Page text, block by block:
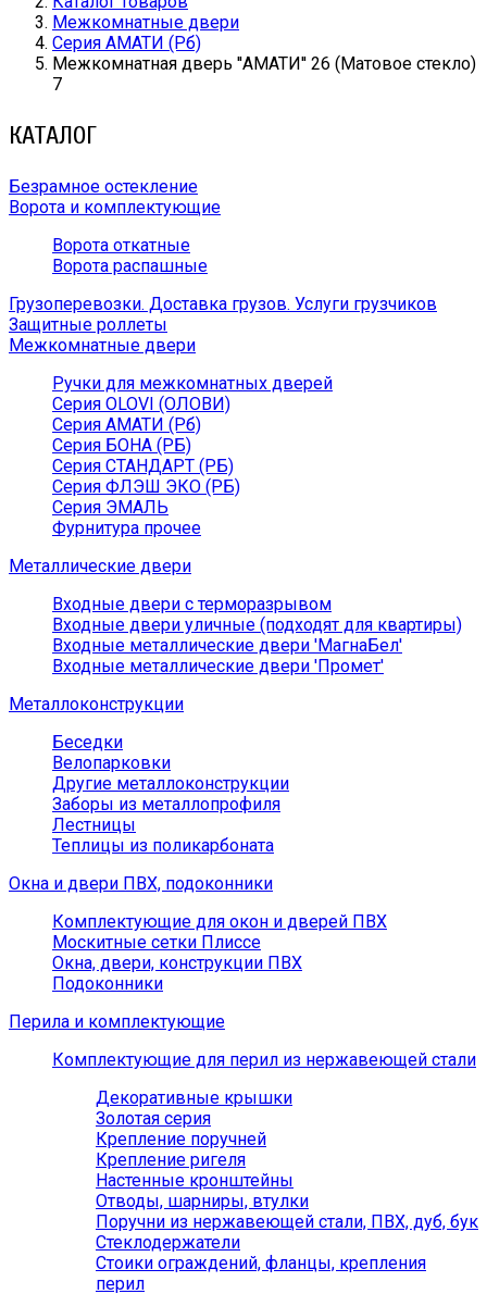
Межкомнатные двери
Серия АМАТИ (Рб)
Межкомнатная дверь ''АМАТИ'' 26 (Матовое стекло)
7
КАТАЛОГ
Безрамное остекление
Ворота и комплектующие
Ворота откатные
Ворота распашные
Грузоперевозки. Доставка грузов. Услуги грузчиков
Защитные роллеты
Межкомнатные двери
Ручки для межкомнатных дверей
Серия OLOVI (ОЛОВИ)
Серия АМАТИ (Рб)
Серия БОНА (РБ)
Серия СТАНДАРТ (РБ)
Серия ФЛЭШ ЭКО (РБ)
Серия ЭМАЛЬ
Фурнитура прочее
Металлические двери
Входные двери с терморазрывом
Входные двери уличные (подходят для квартиры)
Входные металлические двери 'МагнаБел'
Входные металлические двери 'Промет'
Металлоконструкции
Беседки
Велопарковки
Другие металлоконструкции
Заборы из металлопрофиля
Лестницы
Теплицы из поликарбоната
Окна и двери ПВХ, подоконники
Комплектующие для окон и дверей ПВХ
Москитные сетки Плиссе
Окна, двери, конструкции ПВХ
Подоконники
Перила и комплектующие
Комплектующие для перил из нержавеющей стали
Декоративные крышки
Золотая серия
Крепление поручней
Крепление ригеля
Настенные кронштейны
Отводы, шарниры, втулки
Поручни из нержавеющей стали, ПВХ, дуб, бук
Стеклодержатели
Стоики ограждений, фланцы, крепления
перил